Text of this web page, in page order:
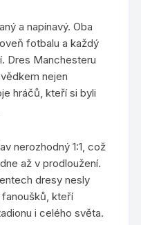
a napínavý. Oba
fotbalu a každý
Dres Manchesteru
nejen
hráčů, kteří si byli
nerozhodný 1:1, což
až v prodloužení.
dresy nesly
fanoušků, kteří
i celého světa.